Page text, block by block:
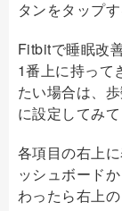
タンをタップ
Fitbitで睡眠改
1番上に持って
たい場合は、
に設定してみて
各項目の右上
ッシュボード
わったら右上